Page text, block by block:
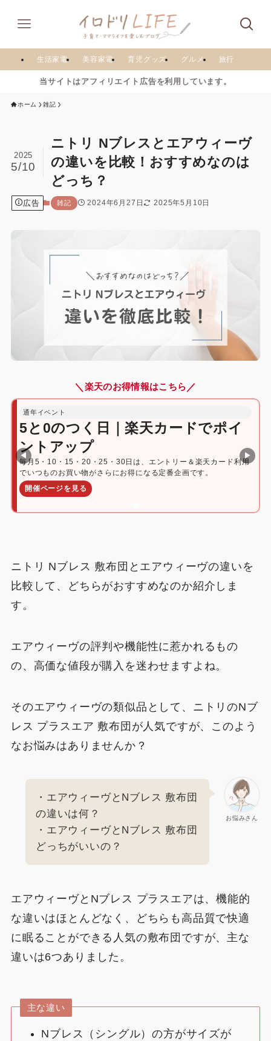
生活家電 美容家電 育児グッズ グルメ 旅行
当サイトはアフィリエイト広告を利用しています。
ホーム 雑記
ニトリ Nブレスとエアウィーヴ
の違いを比較！おすすめなのは
どっち？
2025
5/10
広告 雑記 2024年6月27日 2025年5月10日
＼ 楽天のお得情報はこちら ／
通年イベント
5と0のつく日｜楽天カードでポイ
ントアップ
毎月5・10・15・20・25・30日は、エントリー＆楽天カード利用
でいつものお買い物がさらにお得になる定番企画です。
開催ページを見る
◀ ▶
ニトリ Nブレス 敷布団とエアウィーヴの違いを
比較して、どちらがおすすめなのか紹介しま
す。
エアウィーヴの評判や機能性に惹かれるもの
の、高価な値段が購入を迷わせますよね。
そのエアウィーヴの類似品として、ニトリのNブ
レス プラスエア 敷布団が人気ですが、このよう
なお悩みはありませんか？
お悩みさん
・エアウィーヴとNブレス 敷布団
の違いは何？
・エアウィーヴとNブレス 敷布団
どっちがいいの？
エアウィーヴとNブレス プラスエアは、機能的
な違いはほとんどなく、どちらも高品質で快適
に眠ることができる人気の敷布団ですが、主な
違いは6つありました。
主な違い
Nブレス（シングル）の方がサイズが